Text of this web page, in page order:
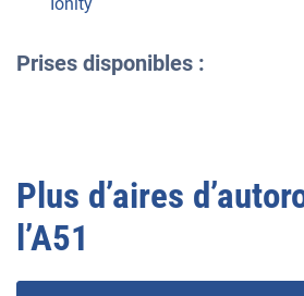
Prises disponibles :
Plus d’aires
l’A51